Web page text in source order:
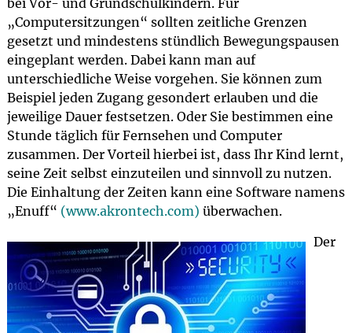
bei Vor- und Grundschulkindern. Für
„Computersitzungen“ sollten zeitliche Grenzen
gesetzt und mindestens stündlich Bewegungspausen
eingeplant werden. Dabei kann man auf
unterschiedliche Weise vorgehen. Sie können zum
Beispiel jeden Zugang gesondert erlauben und die
jeweilige Dauer festsetzen. Oder Sie bestimmen eine
Stunde täglich für Fernsehen und Computer
zusammen. Der Vorteil hierbei ist, dass Ihr Kind lernt,
seine Zeit selbst einzuteilen und sinnvoll zu nutzen.
Die Einhaltung der Zeiten kann eine Software namens
„Enuff“ (www.akrontech.com) überwachen.
Der